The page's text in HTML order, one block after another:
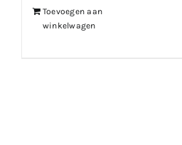
Toevoegen aan
winkelwagen